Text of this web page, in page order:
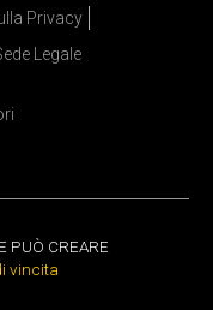
Privacy
Legale
PUÒ CREARE
vincita